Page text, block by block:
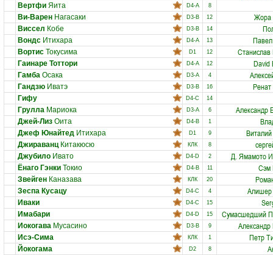
Вертфи Яита D4-A 8
Ви-Варен Нагасаки D3-B 12 Жора
Виссел Кобе D3-B 14
Вондс Итихара D4-A 13
Вортис Токусима D1 12
Гаинаре Тоттори D4-A 12 David
Гамба Осака D3-A 4
Гандзю Иватэ D3-B 16
Гифу D4-C 14
Грулла Мариока D3-A 6 Александр
Джей-Лиз Оита D4-B 1
Джеф Юнайтед Итихара D1 9
ДжираванцКитакюсю КЛК 8
Джубило Ивато D4-D 2 Д. Ямамото
Ёнаго Гэнки Токио D4-B 11 Cэм
Звейген Каназава КЛК 20
Зеспа Кусацу D4-C 4 Алишер
Иваки D4-C 15
Имабари D4-D 15 Сумасшедший
Иокогава Мусасино D3-B 9
Исэ-Сима КЛК 1 Петр
Йокогама D2 8